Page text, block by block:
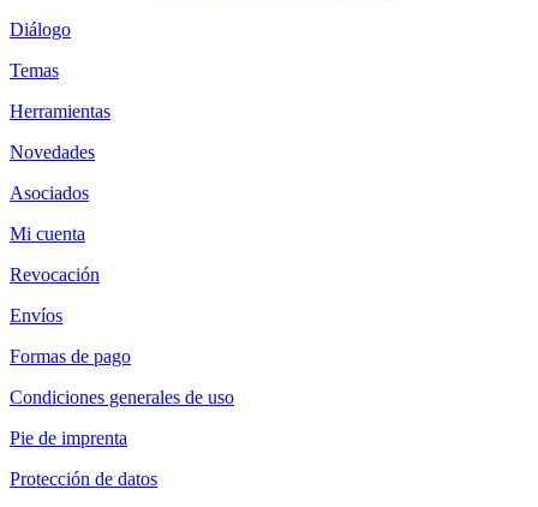
Diálogo
Temas
Herramientas
Novedades
Asociados
Mi cuenta
Revocación
Envíos
Formas de pago
Condiciones generales de uso
Pie de imprenta
Protección de datos